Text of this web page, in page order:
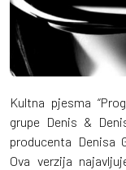
Kultna pjesma
grupe Denis &
producenta Denisa
Ova verzija